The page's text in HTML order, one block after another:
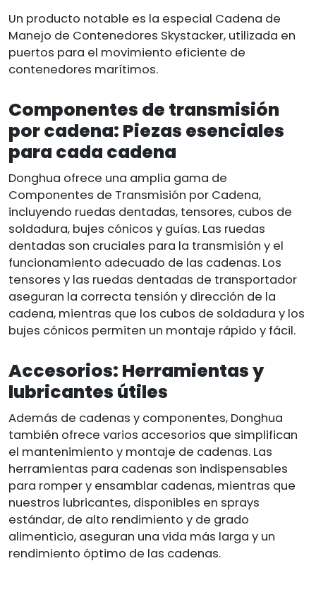
Un producto notable es la especial Cadena de
Manejo de Contenedores Skystacker, utilizada en
puertos para el movimiento eficiente de
contenedores marítimos.
Componentes de transmisión
por cadena: Piezas esenciales
para cada cadena
Donghua ofrece una amplia gama de
Componentes de Transmisión por Cadena,
incluyendo ruedas dentadas, tensores, cubos de
soldadura, bujes cónicos y guías. Las ruedas
dentadas son cruciales para la transmisión y el
funcionamiento adecuado de las cadenas. Los
tensores y las ruedas dentadas de transportador
aseguran la correcta tensión y dirección de la
cadena, mientras que los cubos de soldadura y los
bujes cónicos permiten un montaje rápido y fácil.
Accesorios: Herramientas y
lubricantes útiles
Además de cadenas y componentes, Donghua
también ofrece varios accesorios que simplifican
el mantenimiento y montaje de cadenas. Las
herramientas para cadenas son indispensables
para romper y ensamblar cadenas, mientras que
nuestros lubricantes, disponibles en sprays
estándar, de alto rendimiento y de grado
alimenticio, aseguran una vida más larga y un
rendimiento óptimo de las cadenas.